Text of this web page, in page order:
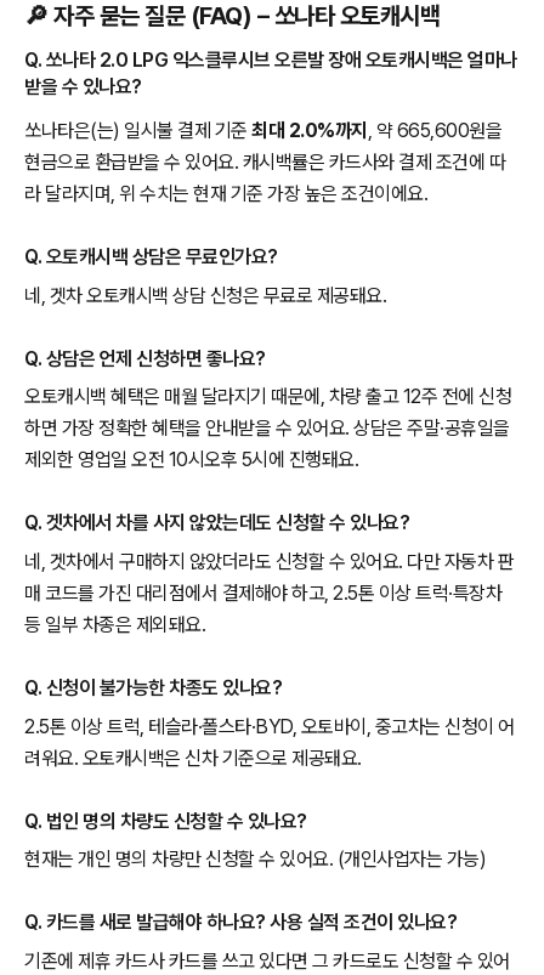
🔎 자주 묻는 질문 (FAQ) – 쏘나타 오토캐시백
Q. 쏘나타 2.0 LPG 익스클루시브 오른발 장애 오토캐시백은 얼마나
받을 수 있나요?
쏘나타은(는) 일시불 결제 기준 최대 2.0%까지 , 약 665,600원을
현금으로 환급받을 수 있어요. 캐시백률은 카드사와 결제 조건에 따
라 달라지며, 위 수치는 현재 기준 가장 높은 조건이에요.
Q. 오토캐시백 상담은 무료인가요?
네, 겟차 오토캐시백 상담 신청은 무료로 제공돼요.
Q. 상담은 언제 신청하면 좋나요?
오토캐시백 혜택은 매월 달라지기 때문에, 차량 출고 12주 전에 신청
하면 가장 정확한 혜택을 안내받을 수 있어요. 상담은 주말·공휴일을
제외한 영업일 오전 10시오후 5시에 진행돼요.
Q. 겟차에서 차를 사지 않았는데도 신청할 수 있나요?
네, 겟차에서 구매하지 않았더라도 신청할 수 있어요. 다만 자동차 판
매 코드를 가진 대리점에서 결제해야 하고, 2.5톤 이상 트럭·특장차
등 일부 차종은 제외돼요.
Q. 신청이 불가능한 차종도 있나요?
2.5톤 이상 트럭, 테슬라·폴스타·BYD, 오토바이, 중고차는 신청이 어
려워요. 오토캐시백은 신차 기준으로 제공돼요.
Q. 법인 명의 차량도 신청할 수 있나요?
현재는 개인 명의 차량만 신청할 수 있어요. (개인사업자는 가능)
Q. 카드를 새로 발급해야 하나요? 사용 실적 조건이 있나요?
기존에 제휴 카드사 카드를 쓰고 있다면 그 카드로도 신청할 수 있어